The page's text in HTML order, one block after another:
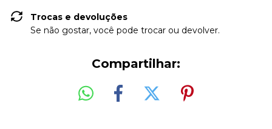
Trocas e devoluções
Se não gostar, você pode trocar ou devolver.
Compartilhar: